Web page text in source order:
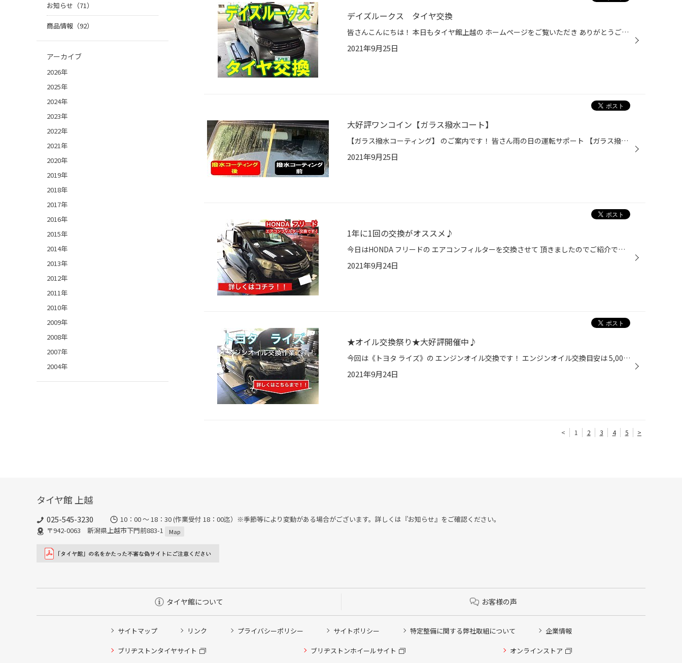
デイズルークス タイヤ交換
皆さんこんにちは！ 本日もタイヤ館上越の ホームページをご覧いただき ありがとうございます<(_ _)> 本日もタイヤ交換のご紹介です！ 本日作業させていただいたお車は 日産【デイズルークス】です。 交換前のタイヤはこんな感じです スリップサインまであと少し タイヤの溝は水の役割を担っている...
2021年9月25日
大好評ワンコイン【ガラス撥水コート】
【ガラス撥水コーティング】 のご案内です！ 皆さん雨の日の運転サポート 【ガラス撥水】はいかがですか？ 撥水コーティングしてあると 雨がビューと飛んで行くので 視界が良くなり運転しやすくなります! 雨の日の運転で視界が悪く 運転しにくいと思っている方 是非、【ガラス撥水コーティング】 視...
2021年9月25日
1年に1回の交換がオススメ♪
今日はHONDA フリードの エアコンフィルターを交換させて 頂きましたのでご紹介です☆ それでは早速作業に入ります！ まずはグローブボックスを外して 今まで使っていたエアコンフィルターを 取り出します！ その後新品のエアコンフィルターに 交換してグローブボックスを元に戻すと 作業完了です！...
2021年9月24日
★オイル交換祭り★大好評開催中♪
今回は《トヨタ ライズ》の エンジンオイル交換です！ エンジンオイル交換目安は 5,000KM走行または半年に1回が 交換目安です！ 専用の機械を使用し 上から古いエンジンオイルを 抜いていきます！ 当店オススメのエンジンオイル 《エコマックス 0W20》 を規定量入れました。 エコマックスは低燃費性...
2021年9月24日
< 1 2 3 4 5 >
お知らせ（71）
商品情報（92）
アーカイブ
2026年
2025年
2024年
2023年
2022年
2021年
2020年
2019年
2018年
2017年
2016年
2015年
2014年
2013年
2012年
2011年
2010年
2009年
2008年
2007年
2004年
タイヤ館 上越
025-545-3230
10：00 ～ 18：30 (作業受付 18：00迄）※季節等により変動がある場合がございます。詳しくは『お知らせ』をご確認ください。
〒942-0063 新潟県上越市下門前883-1
Map
タイヤ館について お客様の声
サイトマップ リンク プライバシーポリシー サイトポリシー 特定整備に関する弊社取組について 企業情報
ブリヂストンタイヤサイト ブリヂストンホイールサイト オンラインストア
タイヤ点検・安全点検/タイヤ履き替え/オイル交換/その他ピット作業の予約
クローク契約会員専用タイヤ履き替え※タイヤ履き替えを希望のクローク契約会員の方はこちらを選択ください